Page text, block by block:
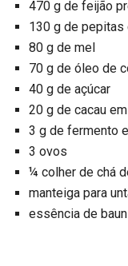
470 g de feijão
130 g de pepitas
80 g de mel
70 g de óleo de
40 g de açúcar
20 g de cacau
3 g de fermento
3 ovos
¼ colher de chá
manteiga para
essência de